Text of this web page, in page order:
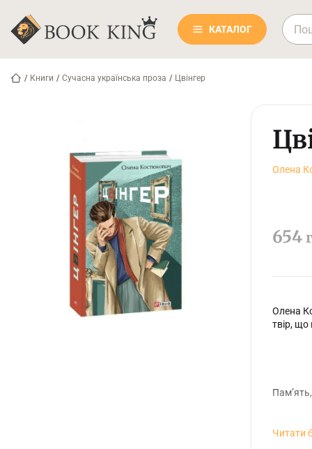
КАТАЛОГ
/ Книги / Сучасна українська проза / Цвінгер
Олена
654
Олена
твір, що
Читати